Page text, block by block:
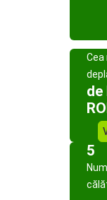
de
5